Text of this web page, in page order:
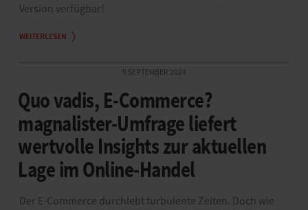
Version verfügbar!
WEITERLESEN
9 SEPTEMBER 2024
Quo vadis, E-Commerce?
magnalister-Umfrage liefert
wertvolle Insights zur aktuellen
Lage im Online-Handel
Der E-Commerce durchlebt turbulente Zeiten. Doch wie